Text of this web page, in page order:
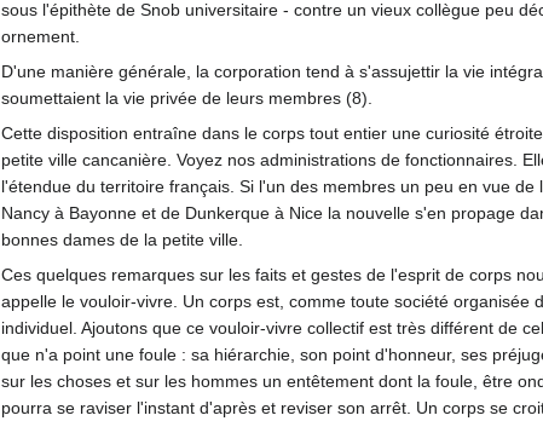
sous l'épithète de Snob universitaire - contre un vieux collègue peu
ornement.
D'une manière générale, la corporation tend à s'assujettir la vie
soumettaient la vie privée de leurs membres (8).
Cette disposition entraîne dans le corps tout entier une curiosité
petite ville cancanière. Voyez nos administrations de fonctionnaires.
l'étendue du territoire français. Si l'un des membres un peu en vue
Nancy à Bayonne et de Dunkerque à Nice la nouvelle s'en propage
bonnes dames de la petite ville.
Ces quelques remarques sur les faits et gestes de l'esprit de corps
appelle le vouloir-vivre. Un corps est, comme toute société
individuel. Ajoutons que ce vouloir-vivre collectif est très différent de
que n'a point une foule : sa hiérarchie, son point d'honneur, ses
sur les choses et sur les hommes un entêtement dont la foule, être
pourra se raviser l'instant d'après et reviser son arrêt. Un corps se